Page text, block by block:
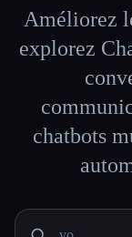
🎓 Étudiants
Blog
Toutes les
Améliorez
explorez
chatbots